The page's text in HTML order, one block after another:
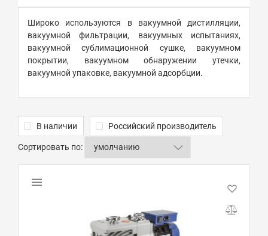
Широко используются в вакуумной дистилляции,
вакуумной фильтрации, вакуумных испытаниях,
вакуумной сублимационной сушке, вакуумном
покрытии, вакуумном обнаружении утечки,
вакуумной упаковке, вакуумной адсорбции.
В наличии Российский производитель
Сортировать по: